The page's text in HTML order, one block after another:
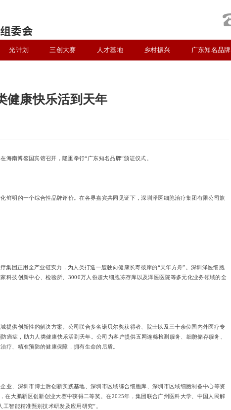
光计划 三创大赛 人才基地 乡村振兴 广东知名品牌
健康快乐活到天年
海南博鳌国宾馆召开，隆重举行“广东知名品牌”颁证仪式。
鲜明的一个综合性品牌评价。在各界嘉宾共同见证下，深圳泽医细胞治疗集团有限公司旗
集团正用全产业链实力，为人类打造一艘驶向健康长寿彼岸的“天年方舟”。深圳泽医细胞
科技创新中心、检验所、3000万人份超大细胞冻存库以及泽医医院等多元化业务领域的全
提供创新性的解决方案。公司联合多名诺贝尔奖获得者、院士以及三十余位国内外医疗专
癌症，助力人类健康快乐活到天年。公司为客户提供五网连筛检测服务、细胞储存服务、
疗、精准预防的健康保障，拥有生命的后盾。
业、深圳市博士后创新实践基地、深圳市区域综合细胞库、深圳市区域细胞制备中心等资
大鹏新区创新创业大赛中获得二等奖。在2025年，集团联合广州医科大学、中国人民解
智能精准甄别技术研发及应用研究”。